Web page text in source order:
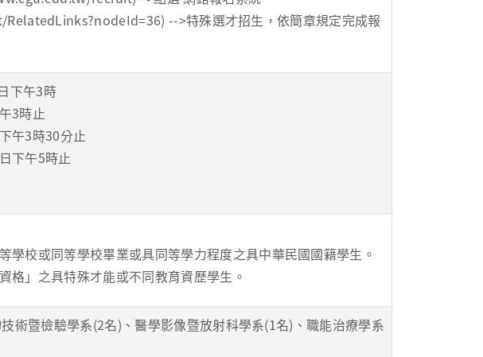
) -->特殊選才招生，依簡章規定完成報
下午3時
3時止
午3時30分止
下午5時止
學校或同等學校畢業或具同等學力程度之具中華民國國籍學生。
格」之具特殊才能或不同教育資歷學生。
術暨檢驗學系(2名)、醫學影像暨放射科學系(1名)、職能治療學系